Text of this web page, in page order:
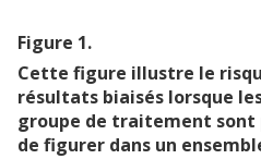
Figure 1.
Cette figure illustre le
résultats biaisés lorsque
groupe de traitement sont
de figurer dans un